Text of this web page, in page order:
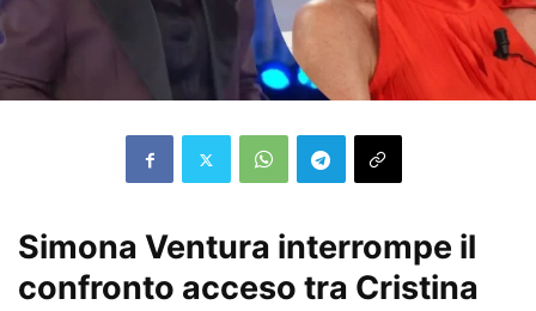
Simona Ventura interrompe il
confronto acceso tra Cristina